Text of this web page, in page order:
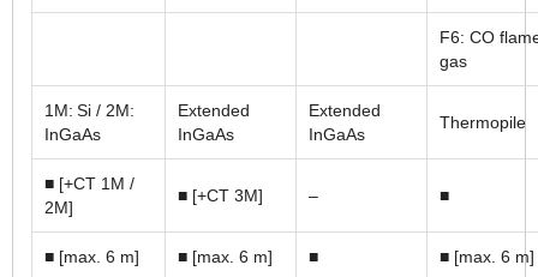
F6: CO
gas
1M: Si / 2M:
InGaAs
Extended
InGaAs
Extended
InGaAs
Thermopile
■ [+CT 1M /
2M]
■ [+CT 3M] – ■
■ [max. 6 m] ■ [max. 6 m] ■ ■ [max. 6 m]